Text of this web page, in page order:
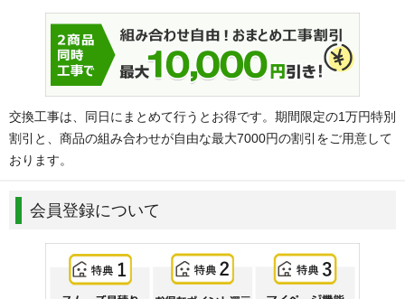
交換工事は、同日にまとめて行うとお得です。期間限定の1万円特別
割引と、商品の組み合わせが自由な最大7000円の割引をご用意して
おります。
会員登録について